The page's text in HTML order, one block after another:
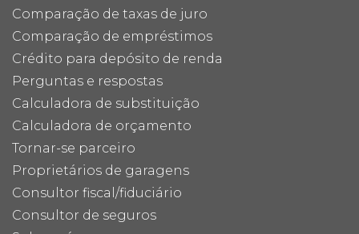
Comparação de taxas de juro
Comparação de empréstimos
Crédito para depósito de renda
Perguntas e respostas
Calculadora de substituição
Calculadora de orçamento
Tornar-se parceiro
Proprietários de garagens
Consultor fiscal/fiduciário
Consultor de seguros